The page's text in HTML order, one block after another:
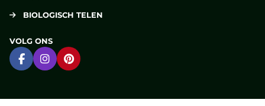
BIOLOGISCH TELEN
VOLG ONS
Ga naar Facebook
Ga naar Instagram
Ga naar Pinterest